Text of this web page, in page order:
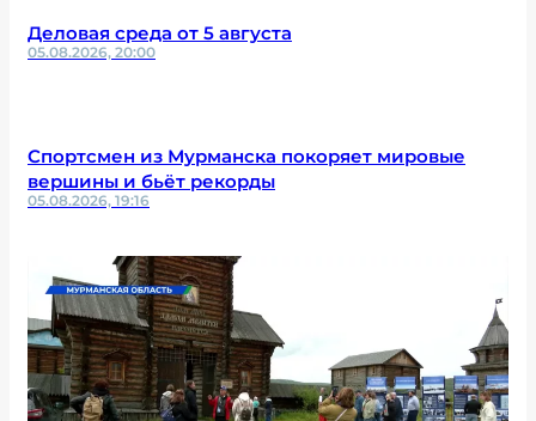
Деловая среда от 5 августа
05.08.2026, 20:00
Спортсмен из Мурманска покоряет мировые
вершины и бьёт рекорды
05.08.2026, 19:16